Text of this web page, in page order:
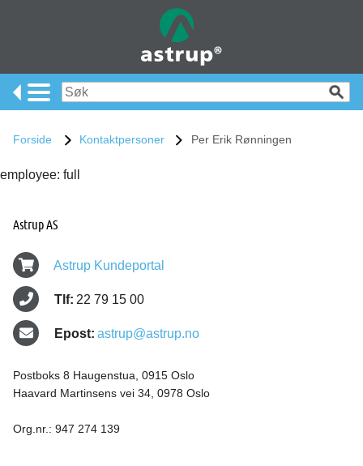
Forside Kontaktpersoner Per Erik Rønningen
employee: full
Astrup AS
Astrup Kundeportal
Tlf: 22 79 15 00
Epost: astrup@astrup.no
Postboks 8 Haugenstua, 0915 Oslo
Haavard Martinsens vei 34, 0978 Oslo
Org.nr.: 947 274 139